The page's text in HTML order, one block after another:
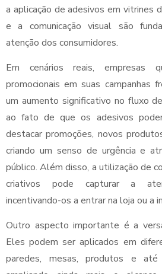
a aplicação de adesivos em vitrines
e a comunicação visual são
atenção dos consumidores.
Em cenários reais, empresas
promocionais em suas campanhas
um aumento significativo no fluxo
ao fato de que os adesivos
destacar promoções, novos
criando um senso de urgência e
público. Além disso, a utilização de
criativos pode capturar a
incentivando-os a entrar na loja ou a
Outro aspecto importante é a
Eles podem ser aplicados em
paredes, mesas, produtos e